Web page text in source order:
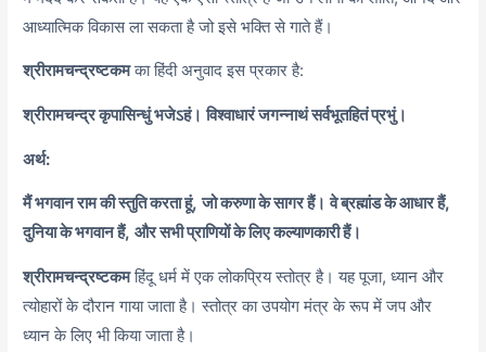
आध्यात्मिक विकास ला सकता है जो इसे भक्ति से गाते हैं।
श्रीरामचन्द्रष्टकमका हिंदी अनुवाद इस प्रकार है:
श्रीरामचन्द्र कृपासिन्धुं भजेऽहं। विश्वाधारं जगन्नाथं सर्वभूतहितं प्रभुं।
अर्थ:
मैं भगवान राम की स्तुति करता हूं, जो करुणा के सागर हैं। वे ब्रह्मांड के आधार हैं,
दुनिया के भगवान हैं, और सभी प्राणियों के लिए कल्याणकारी हैं।
श्रीरामचन्द्रष्टकमहिंदू धर्म में एक लोकप्रिय स्तोत्र है। यह पूजा, ध्यान और
त्योहारों के दौरान गाया जाता है। स्तोत्र का उपयोग मंत्र के रूप में जप और
ध्यान के लिए भी किया जाता है।